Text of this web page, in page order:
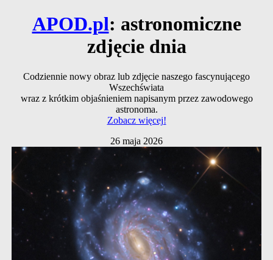
APOD.pl: astronomiczne
zdjęcie dnia
Codziennie nowy obraz lub zdjęcie naszego fascynującego
Wszechświata
wraz z krótkim objaśnieniem napisanym przez zawodowego
astronoma.
Zobacz więcej!
26 maja 2026